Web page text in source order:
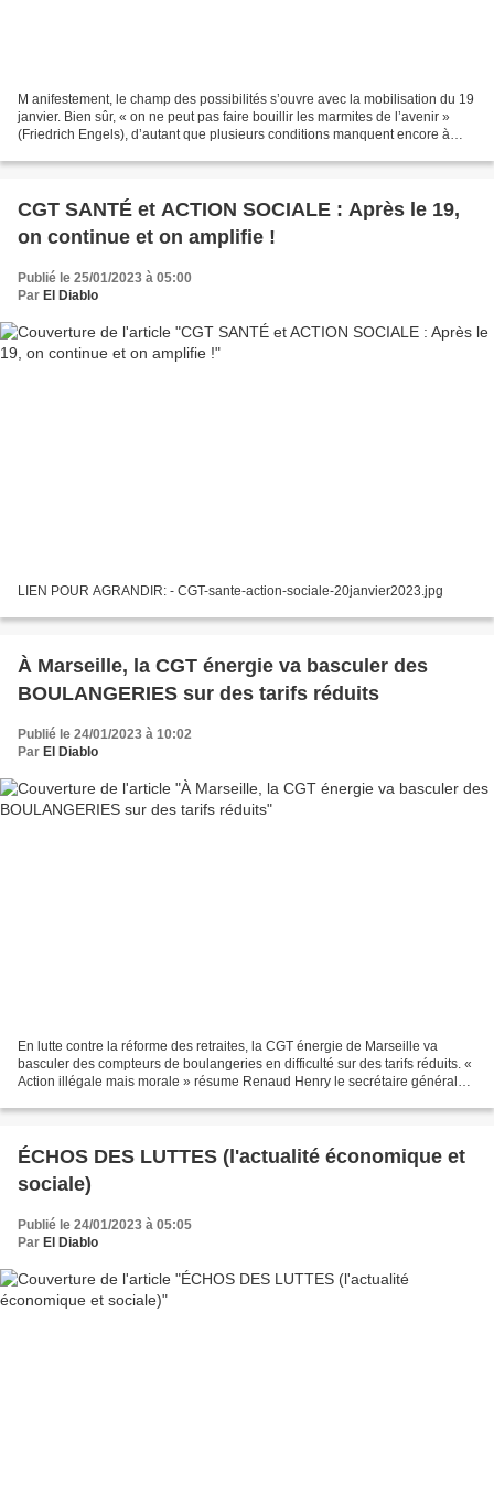
M anifestement, le champ des possibilités s’ouvre avec la mobilisation du 19
janvier. Bien sûr, « on ne peut pas faire bouillir les marmites de l’avenir »
(Friedrich Engels), d’autant que plusieurs conditions manquent encore à
CGT SANTÉ et ACTION SOCIALE : Après le 19,
on continue et on amplifie !
Publié le 25/01/2023 à 05:00
Par El Diablo
LIEN POUR AGRANDIR: - CGT-sante-action-sociale-20janvier2023.jpg
À Marseille, la CGT énergie va basculer des
BOULANGERIES sur des tarifs réduits
Publié le 24/01/2023 à 10:02
Par El Diablo
En lutte contre la réforme des retraites, la CGT énergie de Marseille va
basculer des compteurs de boulangeries en difficulté sur des tarifs réduits. «
Action illégale mais morale » résume Renaud Henry le secrétaire général
ÉCHOS DES LUTTES (l'actualité économique et
sociale)
Publié le 24/01/2023 à 05:05
Par El Diablo